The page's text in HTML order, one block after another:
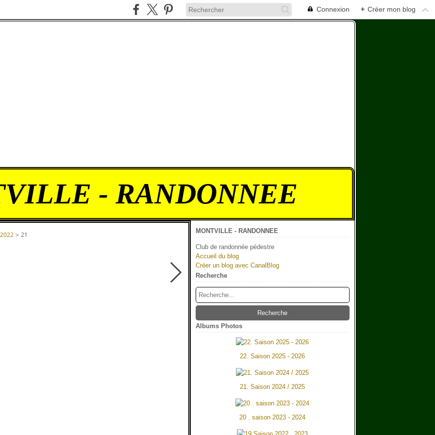
Connexion + Créer mon blog
- RANDONNEE
> 21 MONTVILLE - RANDONNEE
Club de randonnée pédestre
Accueil du blog
Créer un blog avec CanalBlog
Recherche
Albums Photos
22. Saison 2025 - 2026
21. Saison 2024 / 2025
20 . saison 2023 - 2024